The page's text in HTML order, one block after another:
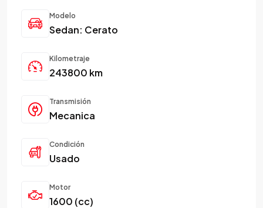
Modelo
Sedan: Cerato
Kilometraje
243800 km
Transmisión
Mecanica
Condición
Usado
Motor
1600 (cc)